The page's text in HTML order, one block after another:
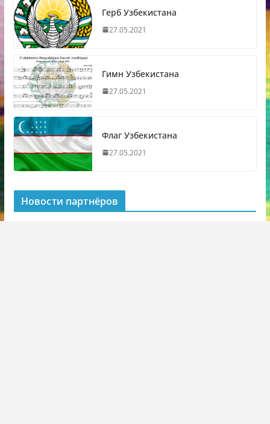
Герб Узбекистана
27.05.2021
Гимн Узбекистана
27.05.2021
Флаг Узбекистана
27.05.2021
Новости партнёров